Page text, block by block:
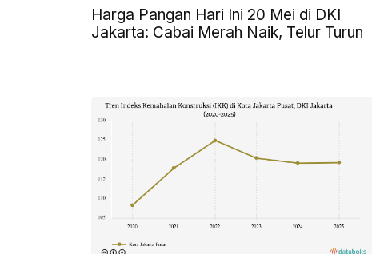
Harga Pangan Hari Ini 20 Mei di DKI
Jakarta: Cabai Merah Naik, Telur Turun